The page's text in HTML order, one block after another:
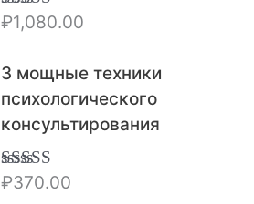
3
2
0
.
Оценка5.00
₽1,080.00
3 мощные техники
психологического
консультирования
Оценка5.00
₽370.00